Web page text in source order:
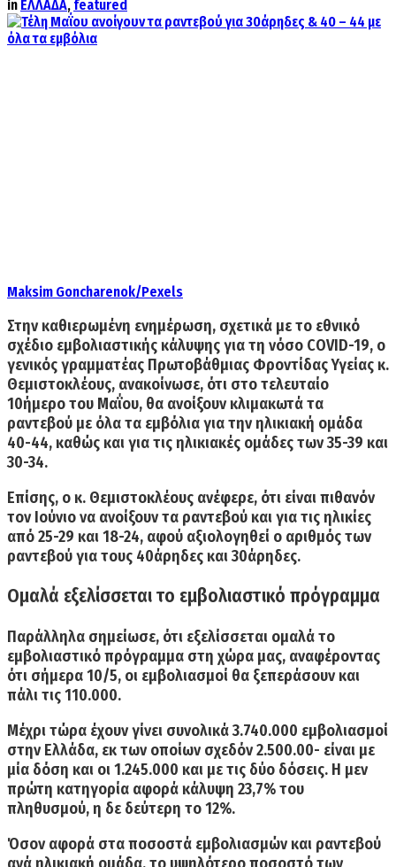
in ΕΛΛΑΔΑ, featured
Maksim Goncharenok/Pexels
Στην καθιερωμένη ενημέρωση, σχετικά με το εθνικό
σχέδιο εμβολιαστικής κάλυψης για τη νόσο COVID-19, ο
γενικός γραμματέας Πρωτοβάθμιας Φροντίδας Υγείας κ.
Θεμιστοκλέους, ανακοίνωσε, ότι στο τελευταίο
10ήμερο του Μαΐου, θα ανοίξουν κλιμακωτά τα
ραντεβού με όλα τα εμβόλια για την ηλικιακή ομάδα
40-44, καθώς και για τις ηλικιακές ομάδες των 35-39 και
30-34.
Επίσης, ο κ. Θεμιστοκλέους ανέφερε, ότι είναιπιθανόν
τον Ιούνιο να ανοίξουν τα ραντεβού και για τις ηλικίες
από 25-29 και 18-24, αφού αξιολογηθεί ο αριθμός των
ραντεβού για τους 40άρηδες και 30άρηδες.
Ομαλά εξελίσσεται το εμβολιαστικό πρόγραμμα
Παράλληλα σημείωσε, ότι εξελίσσεται ομαλάτο
εμβολιαστικό πρόγραμμα στη χώρα μας, αναφέροντας
ότι σήμερα 10/5, οι εμβολιασμοί θα ξεπεράσουν και
πάλι τις 110.000.
Μέχρι τώρα έχουν γίνει συνολικά3.740.000 εμβολιασμοί
στην Ελλάδα, εκ των οποίων σχεδόν 2.500.00- είναι με
μία δόση και οι 1.245.000 και με τις δύο δόσεις. Η μεν
πρώτη κατηγορία αφορά κάλυψη 23,7%του
πληθυσμού, η δε δεύτερη το12%.
Όσον αφορά σταποσοστά εμβολιασμών και ραντεβού
ανά ηλικιακή ομάδα, το υψηλότερο ποσοστό των